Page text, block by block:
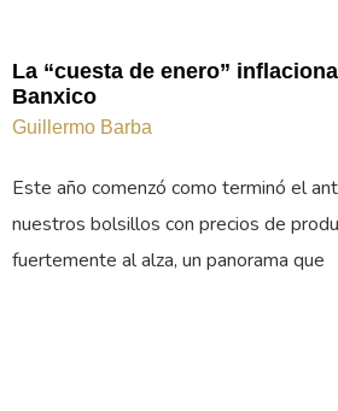
La “cuesta de enero”
Banxico
Guillermo Barba
Este año comenzó como terminó el
nuestros bolsillos con precios de
fuertemente al alza, un panorama que